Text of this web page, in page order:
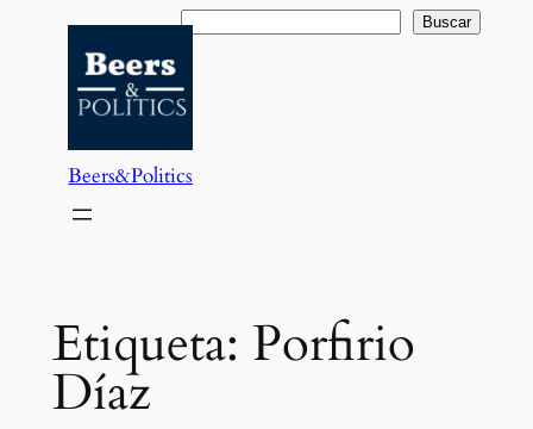
contenido
Buscar Buscar
Beers&Politics
Etiqueta: Porfirio
Díaz